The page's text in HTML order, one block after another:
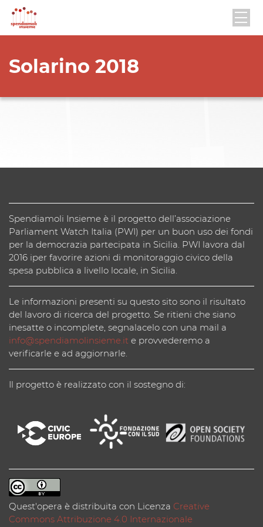
Solarino 2018
Spendiamoli Insieme è il progetto dell’associazione
Parliament Watch Italia (PWI) per un buon uso dei fondi
per la democrazia partecipata in Sicilia. PWI lavora dal
2016 iper favorire azioni di monitoraggio civico della
spesa pubblica a livello locale, in Sicilia.
Le informazioni presenti su questo sito sono il risultato
del lavoro di ricerca del progetto. Se ritieni che siano
inesatte o incomplete, segnalacelo con una mail a
info@spendiamolinsieme.it e provvederemo a
verificarle e ad aggiornarle.
Il progetto è realizzato con il sostegno di:
Quest'opera è distribuita con Licenza Creative
Commons Attribuzione 4.0 Internazionale